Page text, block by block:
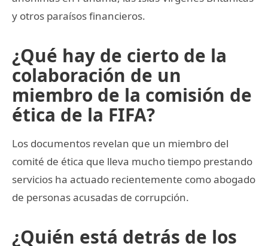
y otros paraísos financieros.
¿Qué hay de cierto de la
colaboración de un
miembro de la comisión de
ética de la FIFA?
Los documentos revelan que un miembro del
comité de ética que lleva mucho tiempo prestando
servicios ha actuado recientemente como abogado
de personas acusadas de corrupción.
¿Quién está detrás de los